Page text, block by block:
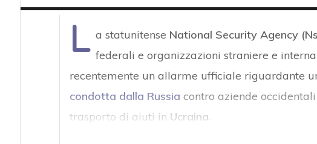
L a statunitense National Security Agency
federali e organizzazioni straniere e
recentemente un allarme ufficiale riguardante
condotta dalla Russia contro aziende
trasporto di aiuti in Ucraina.